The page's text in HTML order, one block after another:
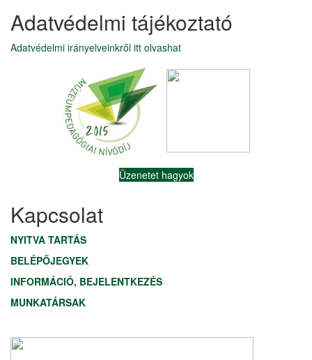
Adatvédelmi tájékoztató
Adatvédelmi irányelveinkről itt olvashat
Üzenetet hagyok
Kapcsolat
NYITVA TARTÁS
BELÉPŐJEGYEK
INFORMÁCIÓ, BEJELENTKEZÉS
MUNKATÁRSAK